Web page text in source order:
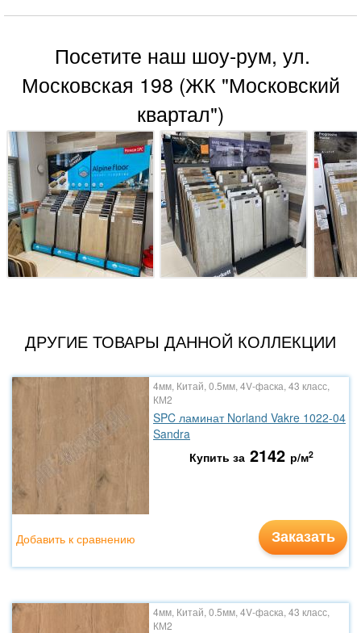
Посетите наш шоу-рум, ул.
Московская 198 (ЖК "Московский
квартал")
ДРУГИЕ ТОВАРЫ ДАННОЙ КОЛЛЕКЦИИ
4мм, Китай, 0.5мм, 4V-фаска, 43 класс,
КМ2
SPC ламинат Norland Vakre 1022-04
Sandra
Купить за 2142 р/м2
Заказать
Добавить к сравнению
4мм, Китай, 0.5мм, 4V-фаска, 43 класс,
КМ2